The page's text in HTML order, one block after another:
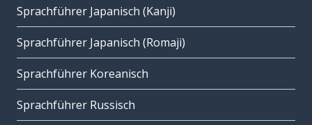
Sprachführer Japanisch (Kanji)
Sprachführer Japanisch (Romaji)
Sprachführer Koreanisch
Sprachführer Russisch